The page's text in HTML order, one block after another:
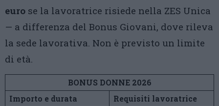
euro se la lavoratrice risiede nella ZES Unica
— a differenza del Bonus Giovani, dove rileva
la sede lavorativa. Non è previsto un limite
di età.
BONUS DONNE 2026
Importo e durata
Requisiti lavoratrice